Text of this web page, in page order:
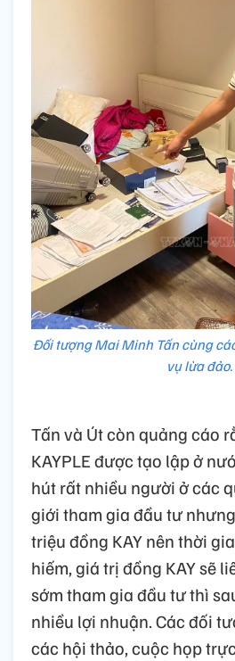
Đối tượng Mai Minh Tấn cùng
vụ lừa đảo.
Tấn và Út còn quảng cáo
KAYPLE được tạo lập ở
hút rất nhiều người ở các
giới tham gia đầu tư
triệu đồng KAY nên thời
hiếm, giá trị đồng KAY sẽ
sớm tham gia đầu tư thì
nhiều lợi nhuận. Các đối
các hội thảo, cuộc họp